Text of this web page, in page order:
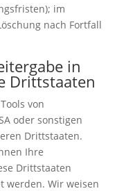
im
nach Fortfall
in
Drittstaaten
von
oder sonstigen
Drittstaaten.
Ihre
Drittstaaten
werden. Wir weisen